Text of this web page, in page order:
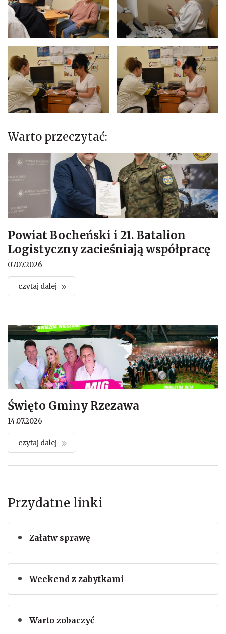
Przydatne linki
Załatw sprawę
Weekend z zabytkami
Warto zobaczyć
Warto przeczytać:
Powiat Bocheński i 21. Batalion
Logistyczny zacieśniają współpracę
07.07.2026
czytaj dalej
Święto Gminy Rzezawa
14.07.2026
czytaj dalej